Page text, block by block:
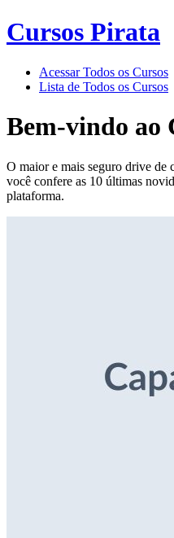
Cursos Pirata
Acessar Todos os Cursos
Lista de Todos os Cursos
Bem-vindo ao
O maior e mais seguro drive
você confere as 10 últimas
plataforma.